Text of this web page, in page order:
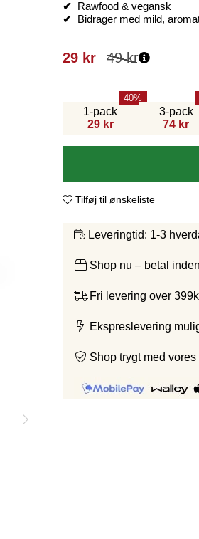
✔ Rawfood & vegansk
✔ Bidrager med mild,
49kr
29 kr
1-pack
29 kr
40
3-pack
74 kr
Tilføj til ønskeliste
Leveringtid: 1-3
Shop nu – betal
Fri levering over
Ekspreslevering
Shop trygt med